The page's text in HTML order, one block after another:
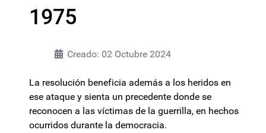
1975
Creado: 02 Octubre 2024
La resolución beneficia además a los heridos en
ese ataque y sienta un precedente donde se
reconocen a las víctimas de la guerrilla, en hechos
ocurridos durante la democracia.